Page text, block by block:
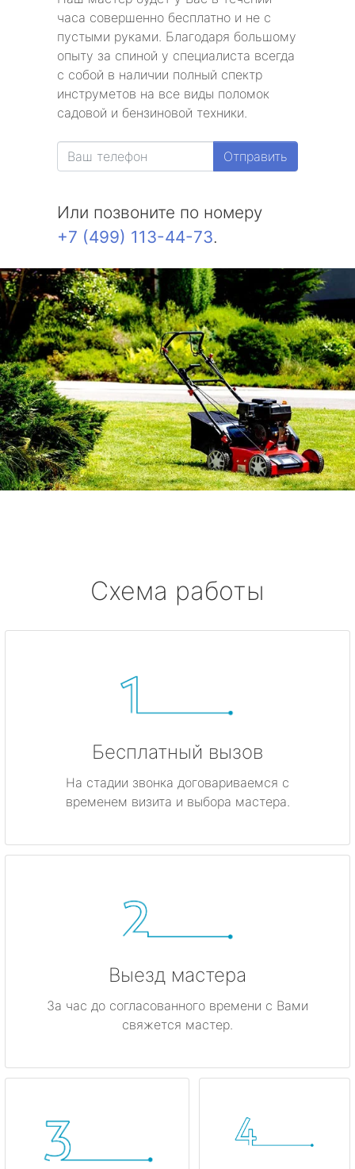
часа совершенно бесплатно и не с
пустыми руками. Благодаря большому
опыту за спиной у специалиста всегда
с собой в наличии полный спектр
инструметов на все виды поломок
садовой и бензиновой техники.
Отправить
Или позвоните по номеру
+7 (499) 113-44-73.
Схема работы
Бесплатный вызов
На стадии звонка договариваемся с
временем визита и выбора мастера.
Выезд мастера
За час до согласованного времени с Вами
свяжется мастер.